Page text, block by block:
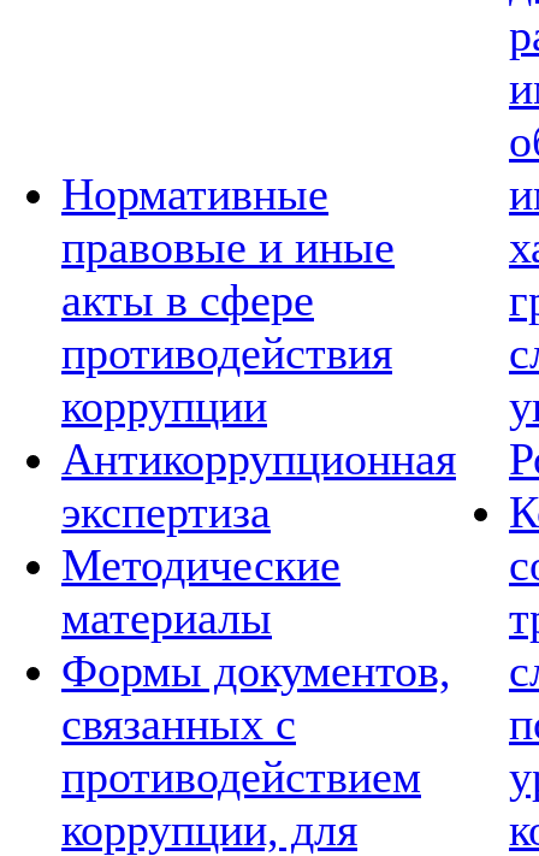
Нормативные
правовые и иные
акты в сфере
противодействия
коррупции
Антикоррупционная
экспертиза
Методические
материалы
Формы документов,
связанных с
противодействием
коррупции, для